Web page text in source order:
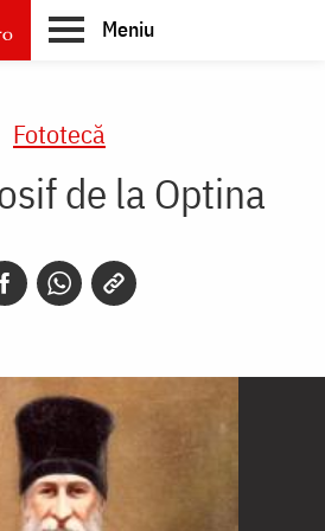
Meniu
Fototecă
de la Optina